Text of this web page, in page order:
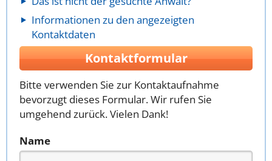
Informationen zu den angezeigten
Kontaktdaten
Kontaktformular
Bitte verwenden Sie zur Kontaktaufnahme
bevorzugt dieses Formular. Wir rufen Sie
umgehend zurück. Vielen Dank!
Name